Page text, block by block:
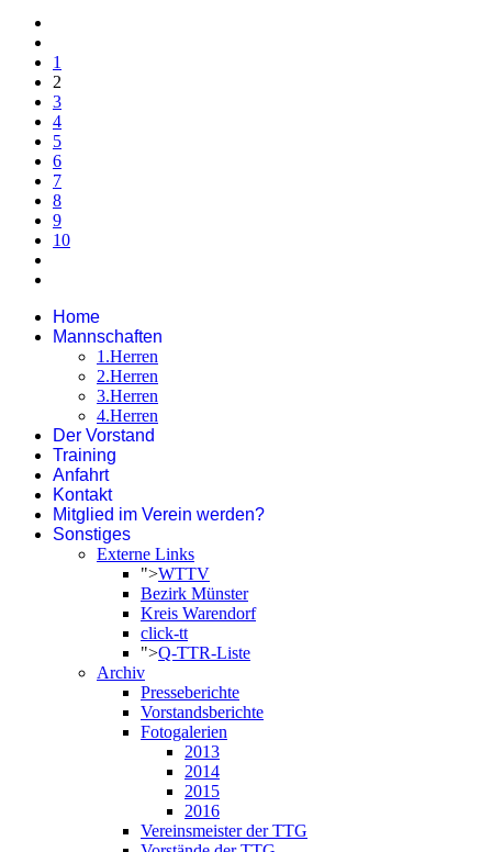
1
2
3
4
5
6
7
8
9
10
Home
Mannschaften
1.Herren
2.Herren
3.Herren
4.Herren
Der Vorstand
Training
Anfahrt
Kontakt
Mitglied im Verein werden?
Sonstiges
Externe Links
">WTTV
Bezirk Münster
Kreis Warendorf
click-tt
">Q-TTR-Liste
Archiv
Presseberichte
Vorstandsberichte
Fotogalerien
2013
2014
2015
2016
Vereinsmeister der TTG